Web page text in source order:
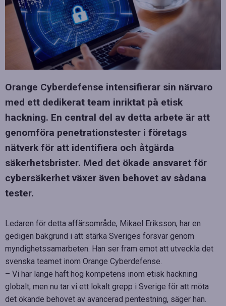
Orange Cyberdefense intensifierar sin närvaro
med ett dedikerat team inriktat på etisk
hackning. En central del av detta arbete är att
genomföra penetrationstester i företags
nätverk för att identifiera och åtgärda
säkerhetsbrister. Med det ökade ansvaret för
cybersäkerhet växer även behovet av sådana
tester.
Ledaren för detta affärsområde, Mikael Eriksson, har en
gedigen bakgrund i att stärka Sveriges försvar genom
myndighetssamarbeten. Han ser fram emot att utveckla det
svenska teamet inom Orange Cyberdefense.
– Vi har länge haft hög kompetens inom etisk hackning
globalt, men nu tar vi ett lokalt grepp i Sverige för att möta
det ökande behovet av avancerad pentestning, säger han.